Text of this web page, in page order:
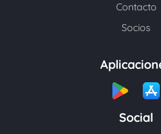
Contacto
Socios
Social